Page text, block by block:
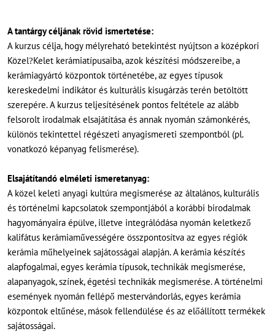
A tantárgy céljának rövid ismertetése:
A kurzus célja, hogy mélyreható betekintést nyújtson a középkori
Közel?Kelet kerámiatípusaiba, azok készítési módszereibe, a
kerámiagyártó központok történetébe, az egyes típusok
kereskedelmi indikátor és kulturális kisugárzás terén betöltött
szerepére. A kurzus teljesítésének pontos feltétele az alább
felsorolt irodalmak elsajátítása és annak nyomán számonkérés,
különös tekintettel régészeti anyagismereti szempontból (pl.
vonatkozó képanyag felismerése).
Elsajátítandó elméleti ismeretanyag:
A közel keleti anyagi kultúra megismerése az általános, kulturális
és történelmi kapcsolatok szempontjából a korábbi birodalmak
hagyományaira épülve, illetve integrálódása nyomán keletkező
kalifátus kerámiaművességére összpontosítva az egyes régiók
kerámia műhelyeinek sajátosságai alapján. A kerámia készítés
alapfogalmai, egyes kerámia típusok, technikák megismerése,
alapanyagok, színek, égetési technikák megismerése. A történelmi
események nyomán fellépő mestervándorlás, egyes kerámia
központok eltűnése, mások fellendülése és az előállított termékek
sajátosságai.